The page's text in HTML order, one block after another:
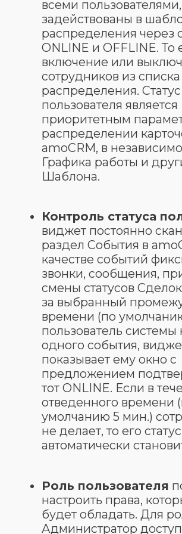
распределении проверить
текущего ответственного и если
текущий ответственный не
подпадает под фильтры
распределения, то ответственный
за Сделку будет распределен
между подходящими под фильтры
пользователями.
Смена ответственного в
"Компания", "Главный контакт", "Все
контакты", "Открытые задачи
текущей сделки", "Открытые задачи
всех контактов", "Открытые задачи
компании". То есть после
распределения Сделки
Распределение по времени
менеджер не берет заявку за
заданное время, то виджет
передает ее следующему, и так,
пока более свободный сотрудник
не возьмет Сделку в работу,
сопровождая перенаправление
Push-уведомлением с таймером и
звуковым эффектом.
Расписание работы Шаблона
позволяет назначить время, когда
Шаблон работает. Если не
активировать данную функцию,
шаблон будет работать всегда.
При сменном графике работы (2/2,
1/3, 1/1 и т.д.)Шаблон настроек
перераспределенияпозволяет
автоматически перераспределять
текущие Сделки в нужных воронках
с пользователей со статусом
OFFLINE (пользователи, смена
(пользователи, смена которых
началась).
В настройках Шаблона можно
выбрать время (6 слотов), когда все
Сделки на активных этапах,